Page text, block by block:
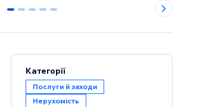
0 1 2 3 4
Категорії
Послуги й заходи
Нерухомість